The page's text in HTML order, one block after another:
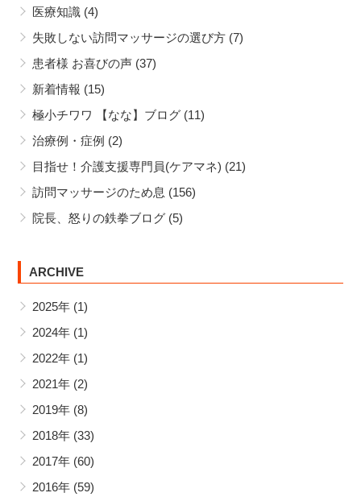
医療知識 (4)
失敗しない訪問マッサージの選び方 (7)
患者様 お喜びの声 (37)
新着情報 (15)
極小チワワ 【なな】ブログ (11)
治療例・症例 (2)
目指せ！介護支援専門員(ケアマネ) (21)
訪問マッサージのため息 (156)
院長、怒りの鉄拳ブログ (5)
ARCHIVE
2025年 (1)
2024年 (1)
2022年 (1)
2021年 (2)
2019年 (8)
2018年 (33)
2017年 (60)
2016年 (59)